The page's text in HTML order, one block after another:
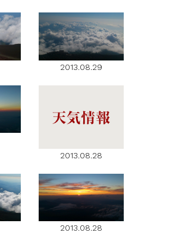
2013.08.29
2013.08.28
2013.08.28